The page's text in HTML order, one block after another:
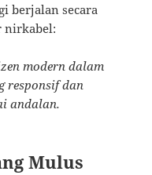
berjalan secara
nirkabel:
modern dalam
responsif dan
andalan.
Mulus